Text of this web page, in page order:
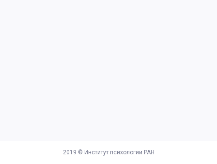
2019 © Институт психологии РАН